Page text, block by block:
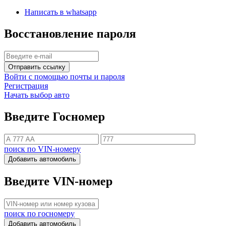
Написать в whatsapp
Восстановление пароля
Отправить ссылку
Войти с помощью почты и пароля
Регистрация
Начать выбор авто
Введите Госномер
поиск по VIN-номеру
Добавить автомобиль
Введите VIN-номер
поиск по госномеру
Добавить автомобиль